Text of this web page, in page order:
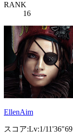
RANK
16
EllenAim
スコア:Lv:1/11'36"69